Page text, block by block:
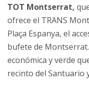
TOT Montserrat,
ofrece el TRANS
Plaça Espanya, el
bufete de
económica y verde
recinto del Santuario